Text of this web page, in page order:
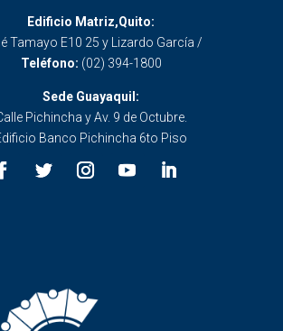
Edificio Matriz,Quito:
Tamayo E10 25 y Lizardo García /
Teléfono: (02) 394-1800
Sede Guayaquil:
Pichincha y Av. 9 de Octubre.
Banco Pichincha 6to Piso